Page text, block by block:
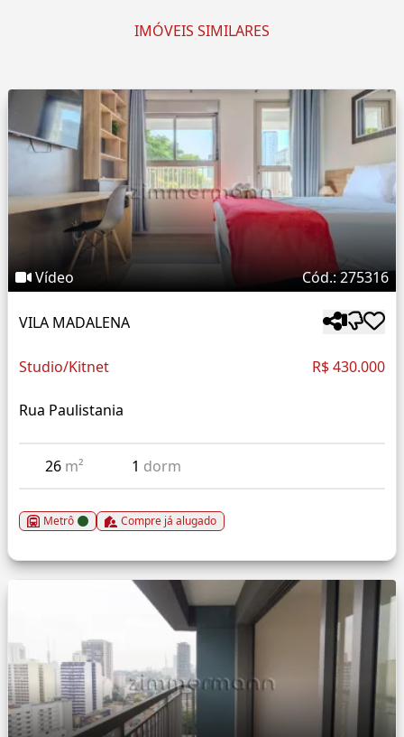
IMÓVEIS SIMILARES
Vídeo Cód.: 275316
VILA MADALENA
Studio/Kitnet R$ 430.000
Rua Paulistania
26 m² 1 dorm
Metrô Compre já alugado